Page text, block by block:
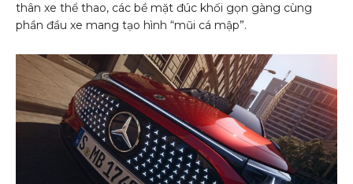
thân xe thể thao, các bề mặt đúc khối gọn gàng cùng
phần đầu xe mang tạo hình “mũi cá mập”.